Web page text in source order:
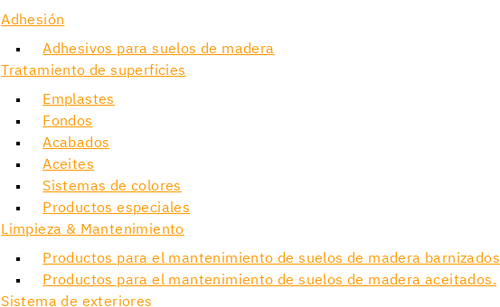
Adhesión
Adhesivos para suelos de madera
Tratamiento de superficies
Emplastes
Fondos
Acabados
Aceites
Sistemas de colores
Productos especiales
Limpieza & Mantenimiento
Productos para el mantenimiento de suelos de madera barnizados
Productos para el mantenimiento de suelos de madera aceitados.
Sistema de exteriores